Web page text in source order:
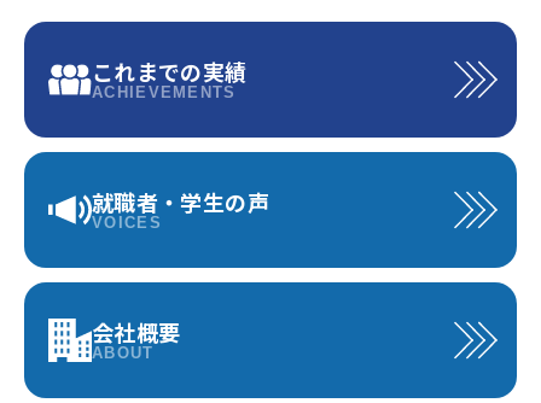
これまでの実績
ACHIEVEMENTS
就職者・学生の声
VOICES
会社概要
ABOUT